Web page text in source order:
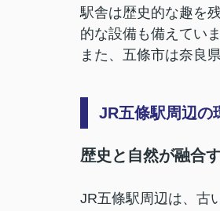
駅舎は歴史的な趣を
的な設備も備えていま
また、五條市は奈良
JR五條駅周辺の
歴史と自然が融合
JR五條駅周辺は、古